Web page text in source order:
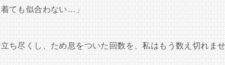
ても似合わない…」
ち尽くし、ため息をついた回数を、私はもう数え切れませ